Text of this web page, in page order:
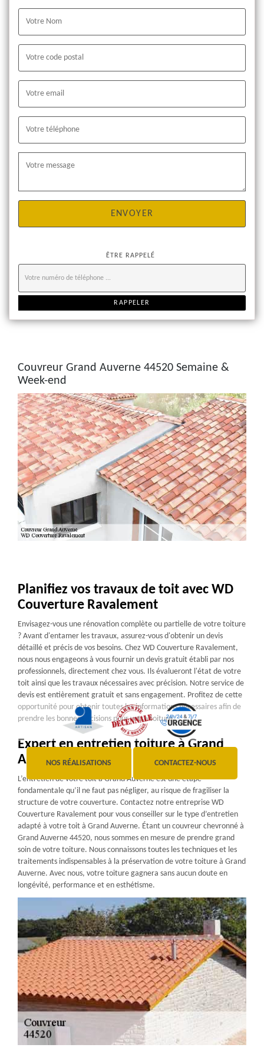
NOS RÉALISATIONS CONTACTEZ-NOUS
ÊTRE RAPPELÉ
Couvreur Grand Auverne 44520 Semaine &
Week-end
Planifiez vos travaux de toit avec WD
Couverture Ravalement
Envisagez-vous une rénovation complète ou partielle de votre toiture
? Avant d'entamer les travaux, assurez-vous d'obtenir un devis
détaillé et précis de vos besoins. Chez WD Couverture Ravalement,
nous nous engageons à vous fournir un devis gratuit établi par nos
professionnels, directement chez vous. Ils évalueront l'état de votre
toit ainsi que les travaux nécessaires avec précision. Notre service de
devis est entièrement gratuit et sans engagement. Profitez de cette
opportunité pour obtenir toutes les informations nécessaires afin de
prendre les bonnes décisions pour votre toiture.
Expert en entretien toiture à Grand
Auverne
L’entretien de votre toit à Grand Auverne est une étape
fondamentale qu’il ne faut pas négliger, au risque de fragiliser la
structure de votre couverture. Contactez notre entreprise WD
Couverture Ravalement pour vous conseiller sur le type d’entretien
adapté à votre toit à Grand Auverne. Étant un couvreur chevronné à
Grand Auverne 44520, nous sommes en mesure de prendre grand
soin de votre toiture. Nous connaissons toutes les techniques et les
traitements indispensables à la préservation de votre toiture à Grand
Auverne. Avec nous, votre toiture gagnera sans aucun doute en
longévité, performance et en esthétisme.